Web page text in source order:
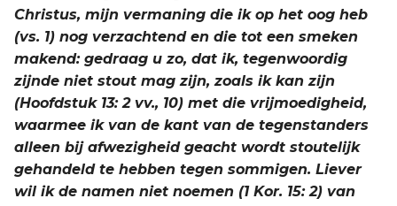
Christus, mijn vermaning die ik op het oog heb
(vs. 1) nog verzachtend en die tot een smeken
makend: gedraag u zo, dat ik, tegenwoordig
zijnde niet stout mag zijn, zoals ik kan zijn
(Hoofdstuk 13: 2 vv., 10) met die vrijmoedigheid,
waarmee ik van de kant van de tegenstanders
alleen bij afwezigheid geacht wordt stoutelijk
gehandeld te hebben tegen sommigen. Liever
wil ik de namen niet noemen (1 Kor. 15: 2) van